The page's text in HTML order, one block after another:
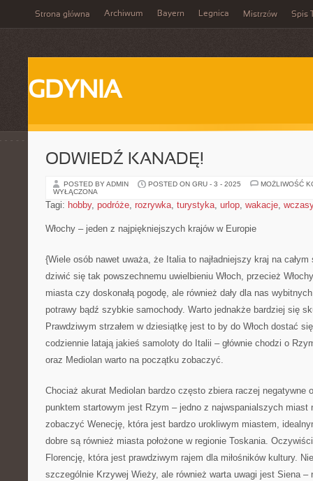
Strona główna Archiwum Bayern Legnica Mistrzów Spis
GDYNIA
ODWIEDŹ KANADĘ!
POSTED BY ADMIN POSTED ON GRU - 3 - 2025
MOŻLIWOŚĆ
WYŁĄCZONA
Tagi: hobby, podróże, rozrywka, turystyka, urlop, wakacje,
Włochy – jeden z najpiękniejszych krajów w Europie
{Wiele osób nawet uważa, że Italia to najładniejszy kraj na
dziwić się tak powszechnemu uwielbieniu Włoch, przecież
miasta czy doskonałą pogodę, ale również dały dla nas
potrawy bądź szybkie samochody. Warto jednakże bardziej się
Prawdziwym strzałem w dziesiątkę jest to by do Włoch dostać
codziennie latają jakieś samoloty do Italii – głównie chodzi o
oraz Mediolan warto na początku zobaczyć.
Chociaż akurat Mediolan bardzo często zbiera raczej negatywne
punktem startowym jest Rzym – jedno z najwspanialszych miast
zobaczyć Wenecję, która jest bardzo urokliwym miastem,
dobre są również miasta położone w regionie Toskania.
Florencję, która jest prawdziwym rajem dla miłośników kultury.
szczególnie Krzywej Wieży, ale również warta uwagi jest Siena